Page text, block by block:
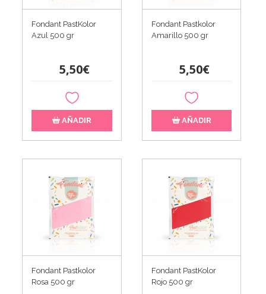
Fondant PastKolor
Azul 500 gr
5,50€
AÑADIR
Fondant Pastkolor
Amarillo 500 gr
5,50€
AÑADIR
Fondant Pastkolor
Rosa 500 gr
Fondant PastKolor
Rojo 500 gr